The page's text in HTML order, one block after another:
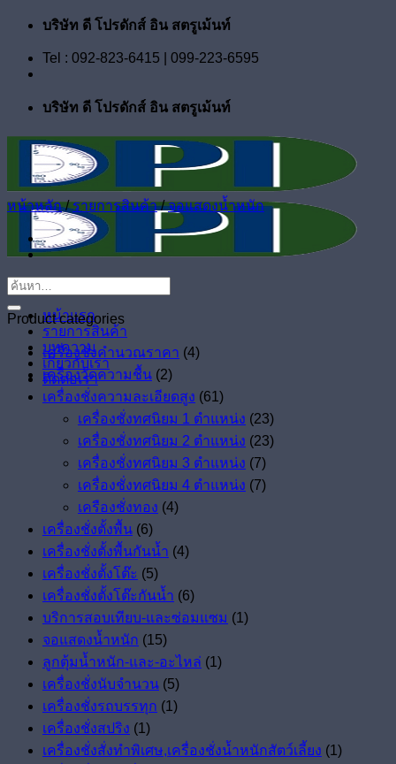
ข้าม
บริษัท ดี โปรดักส์ อิน สตรูเม้นท์
Tel : 092-823-6415 | 099-223-6595
บริษัท ดี โปรดักส์ อิน สตรูเม้นท์
หน้าแรก
รายการสินค้า
บทความ
เกี่ยวกับเรา
ติดต่อเรา
หน้าหลัก / รายการสินค้า / จอแสดงน้ำหนัก
ค้นหา:
Product categories
เครื่องชั่งคำนวณราคา (4)
เครื่องวัดความชื้น (2)
เครื่องชั่งความละเอียดสูง (61)
เครื่องชั่งทศนิยม 1 ตำแหน่ง (23)
เครื่องชั่งทศนิยม 2 ตำแหน่ง (23)
เครื่องชั่งทศนิยม 3 ตำแหน่ง (7)
เครื่องชั่งทศนิยม 4 ตำแหน่ง (7)
เครืองชั่งทอง (4)
เครื่องชั่งตั้งพื้น (6)
เครื่องชั่งตั้งพื้นกันน้ำ (4)
เครื่องชั่งตั้งโต๊ะ (5)
เครื่องชั่งตั้งโต๊ะกันน้ำ (6)
บริการสอบเทียบ-และซ่อมแซม (1)
จอแสดงน้ำหนัก (15)
ลูกตุ้มน้ำหนัก-และ-อะไหล่ (1)
เครื่องชั่งนับจำนวน (5)
เครื่องชั่งรถบรรทุก (1)
เครื่องชั่งสปริง (1)
เครื่องชั่งสั่งทำพิเศษ,เครื่องชั่งน้ำหนักสัตว์เลี้ยง (1)